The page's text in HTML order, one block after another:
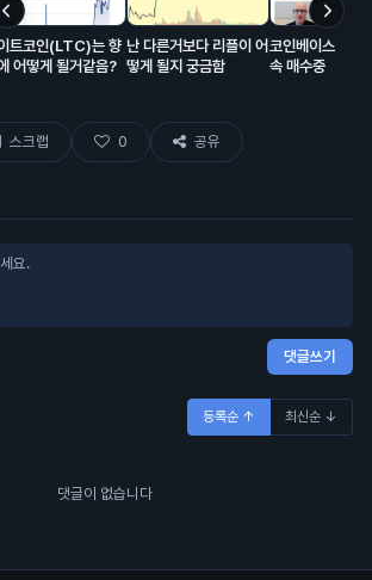
트코인(LTC)는 향
어떻게 될거같음?
난 다른거보다 리플이 어
떻게 될지 궁금함
코인베이스 비트
속 매수중
스크랩 0 공유
댓글쓰기
등록순 ↑ 최신순 ↓
댓글이 없습니다